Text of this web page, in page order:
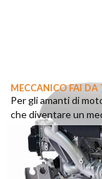
MECCANICO FAI DA
Per gli amanti di
che diventare un